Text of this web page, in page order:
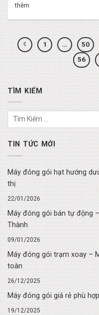
thêm
1 … 50
56
TÌM KIẾM
TIN TỨC MỚI
Máy đóng gói hạt hướng
thị
22/01/2026
Máy đóng gói bán tự động
Thành
09/01/2026
Máy đóng gói trạm xoay –
toàn
26/12/2025
Máy đóng gói giá rẻ phù
19/12/2025